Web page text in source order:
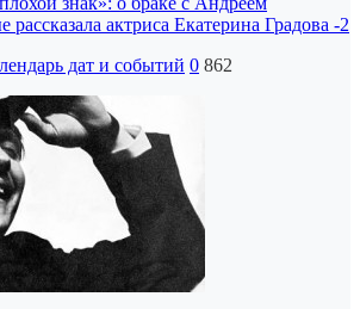
актриса Екатерина Градова -2
дат и событий 0 862